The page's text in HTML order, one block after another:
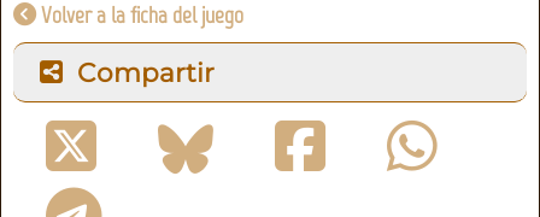
Volver a la ficha del juego
Compartir